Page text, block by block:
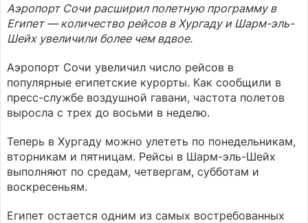
Аэропорт Сочи расширил полетную программу в
Египет — количество рейсов в Хургаду и Шарм-эль-
Шейх увеличили более чем вдвое.
Аэропорт Сочи увеличил число рейсов в
популярные египетские курорты. Как сообщили в
пресс-службе воздушной гавани, частота полетов
выросла с трех до восьми в неделю.
Теперь в Хургаду можно улететь по понедельникам,
вторникам и пятницам. Рейсы в Шарм-эль-Шейх
выполняют по средам, четвергам, субботам и
воскресеньям.
Египет остается одним из самых востребованных